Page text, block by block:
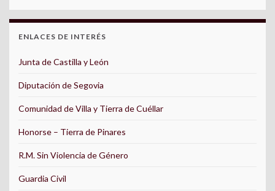
ENLACES DE INTERÉS
Junta de Castilla y León
Diputación de Segovia
Comunidad de Villa y Tierra de Cuéllar
Honorse – Tierra de Pinares
R.M. Sin Violencia de Género
Guardia Civil